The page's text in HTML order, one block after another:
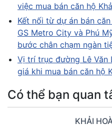
việc mua bán căn hộ
Kết nối từ dự án bán
GS Metro City và Phú
bước chân chạm ngàn
Vị trí trục đường Lê Văn
giá khi mua bán căn hộ
Có thể bạn quan
KHẢI